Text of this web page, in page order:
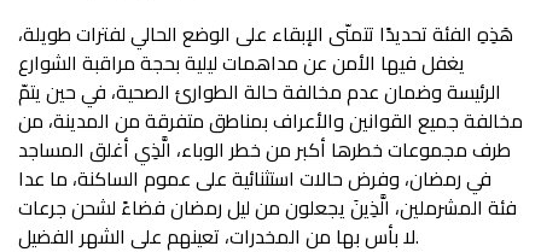
هَذِهِ الفئة تحديدًا تتمنّى الإبقاء على الوضع الحالي لفترات طويلة،
يغفل فيها الأمن عن مداهمات ليلية بحجة مراقبة الشوارع
الرئيسة وضمان عدم مخالفة حالة الطوارئ الصحية، في حين يتمّ
مخالفة جميع القوانين والأعراف بمناطق متفرقة من المدينة، من
طرف مجموعات خطرها أكبر من خطر الوباء، الَّذِي أغلق المساجد
في رمضان، وفرض حالات استثنائية على عموم الساكنة، ما عدا
فئة المشرملين، الَّذِينَ يجعلون من ليل رمضان فضاءً لشحن جرعات
لا بأس بها من المخدرات، تعينهم على الشهر الفضيل.